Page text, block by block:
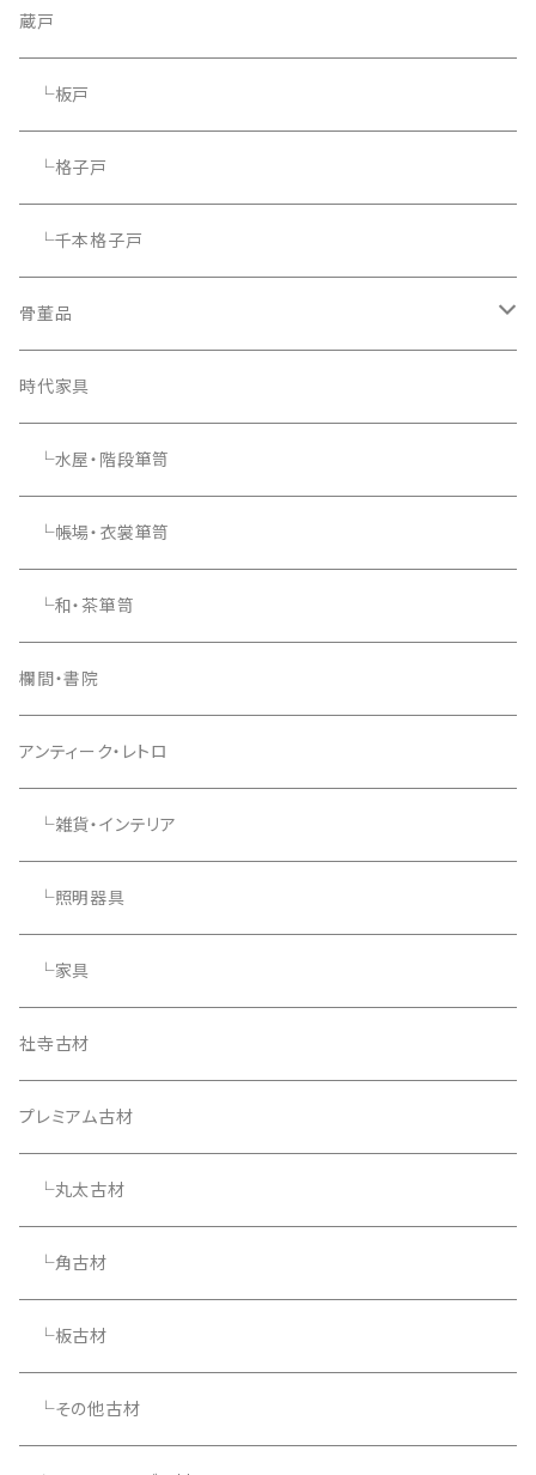
蔵戸
└板戸
└格子戸
└千本格子戸
骨董品
骨董品
時代家具
└水屋・階段箪笥
└帳場・衣裳箪笥
└和・茶箪笥
欄間・書院
アンティーク・レトロ
└雑貨・インテリア
└照明器具
└家具
社寺古材
プレミアム古材
└丸太古材
└角古材
└板古材
└その他古材